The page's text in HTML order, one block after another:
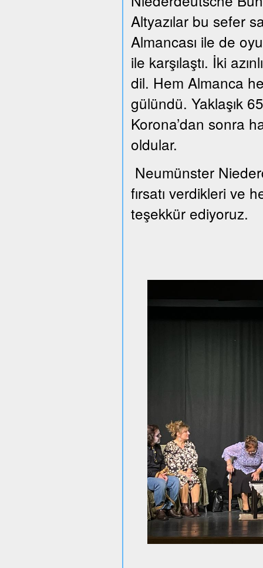
Altyazılar bu sefer
Almancası ile de
ile karşılaştı. İki
dil. Hem Almanca
gülündü. Yaklaşık
Korona’dan sonra
oldular.
Neumünster
fırsatı verdikleri ve
teşekkür ediyoruz.